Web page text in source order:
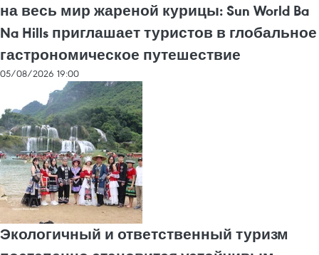
на весь мир жареной курицы: Sun World Ba
Na Hills приглашает туристов в глобальное
гастрономическое путешествие
05/08/2026 19:00
Экологичный и ответственный туризм